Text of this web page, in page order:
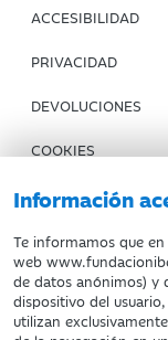
Información
Te informamos que
web
de datos anónimos) y
dispositivo del
utilizan
ACCESIBILIDAD
PRIVACIDAD
DEVOLUCIONES
COOKIES
CONDICIONES DE
IBERCAJA BANCO
Fundación Bancaria
Inscrita en el